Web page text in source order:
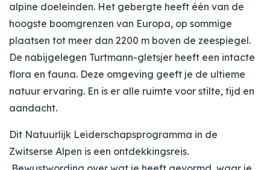
alpine doeleinden. Het gebergte heeft één van de
hoogste boomgrenzen van Europa, op sommige
plaatsen tot meer dan 2200 m boven de zeespiegel.
De nabijgelegen Turtmann-gletsjer heeft een intacte
flora en fauna. Deze omgeving geeft je de ultieme
natuur ervaring. En is er alle ruimte voor stilte, tijd en
aandacht.
Dit Natuurlijk Leiderschapsprogramma in de
Zwitserse Alpen is een ontdekkingsreis.